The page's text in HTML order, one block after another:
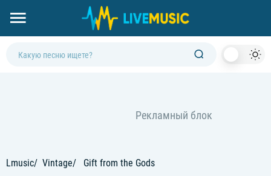
Lmusic Vintage Gift from the Gods